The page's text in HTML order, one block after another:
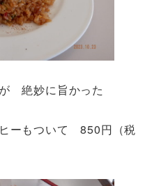
が 絶妙に旨かった
ーもついて 850円（税